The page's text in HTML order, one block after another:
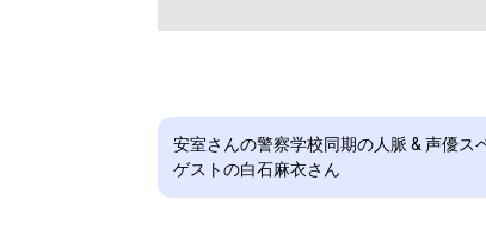
安室さんの警察学校同期の人脈 & 声優ス
ゲストの白石麻衣さん